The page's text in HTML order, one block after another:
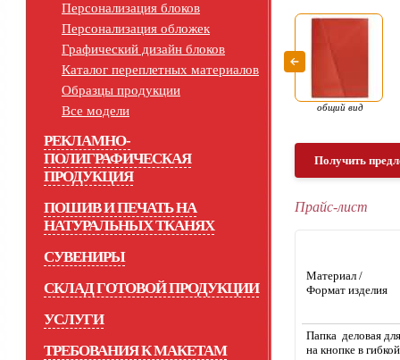
Персонализация блоков
Персонализация обложек
Графический дизайн блоков
Каталог переплетных материалов
Образцы продукции
Все модели
РЕКЛАМНО-
ПОЛИГРАФИЧЕСКАЯ
ПРОДУКЦИЯ
ПОШИВ И ПЕЧАТЬ НА
НАТУРАЛЬНЫХ ТКАНЯХ
СУВЕНИРЫ
СКЛАД ГОТОВОЙ ПРОДУКЦИИ
УСЛУГИ
ТРЕБОВАНИЯ К МАКЕТАМ
общий вид
Получить
Прайс-лист
Материал /
Формат изделия
Папка деловая
на кнопке в